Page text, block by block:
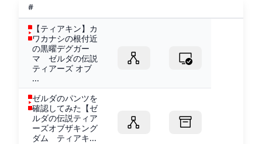
#
【ティアキン】カ
ワカナシの根付近
の黒曜デグガー
マ ゼルダの伝説
ティアーズ オブ
...
ゼルダのパンツを
確認してみた【ゼ
ルダの伝説ティア
ーズオブザキング
ダム ティアキ...